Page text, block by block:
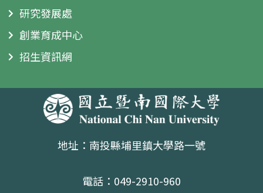
研究發展處
創業育成中心
招生資訊網
地址：南投縣埔里鎮大學路一號
電話：049-2910-960